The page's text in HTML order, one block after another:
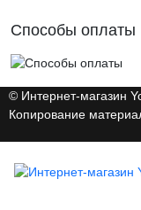
Способы оплаты
© Интернет-магазин
Копирование